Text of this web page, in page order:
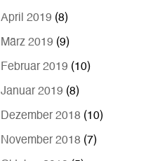
April 2019 (8)
März 2019 (9)
Februar 2019 (10)
Januar 2019 (8)
Dezember 2018 (10)
November 2018 (7)